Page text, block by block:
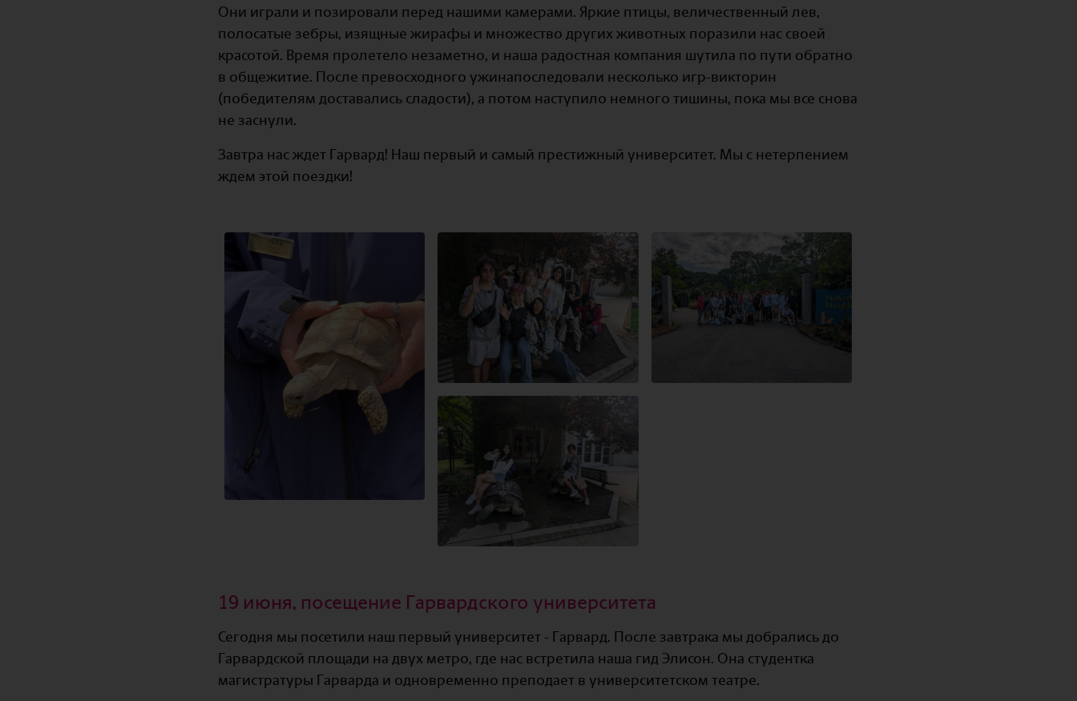
Они играли и позировали перед нашими камерами. Яркие птицы, величественный лев,
полосатые зебры, изящные жирафы и множество других животных поразили нас своей
красотой. Время пролетело незаметно, и наша радостная компания шутила по пути обратно
в общежитие. После превосходного ужинапоследовали несколько игр-викторин
(победителям доставались сладости), а потом наступило немного тишины, пока мы все снова
не заснули.
Завтра нас ждет Гарвард! Наш первый и самый престижный университет. Мы с нетерпением
ждем этой поездки!
19 июня, посещение Гарвардского университета
Сегодня мы посетили наш первый университет - Гарвард. После завтрака мы добрались до
Гарвардской площади на двух метро, где нас встретила наша гид Элисон. Она студентка
магистратуры Гарварда и одновременно преподает в университетском театре.